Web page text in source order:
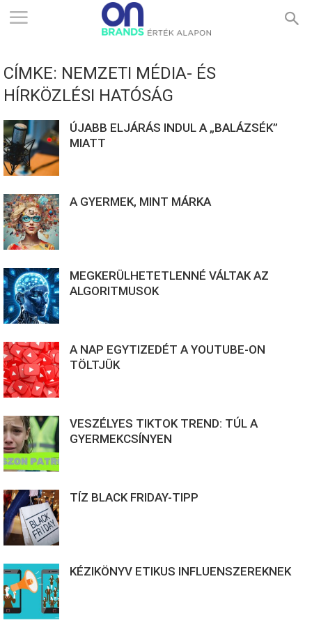
ONBRANDS
ÉRTÉK
ALAPON
CÍMKE: NEMZETI MÉDIA- ÉS
HÍRKÖZLÉSI HATÓSÁG
ÚJABB ELJÁRÁS INDUL A „BALÁZSÉK”
MIATT
A GYERMEK, MINT MÁRKA
MEGKERÜLHETETLENNÉ VÁLTAK AZ
ALGORITMUSOK
A NAP EGYTIZEDÉT A YOUTUBE-ON
TÖLTJÜK
VESZÉLYES TIKTOK TREND: TÚL A
GYERMEKCSÍNYEN
TÍZ BLACK FRIDAY-TIPP
KÉZIKÖNYV ETIKUS INFLUENSZEREKNEK